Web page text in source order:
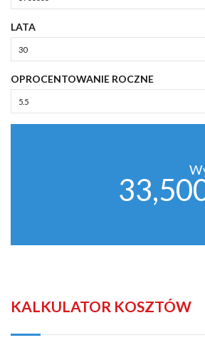
LATA
OPROCENTOWANIE ROCZNE
KALKULATOR KOSZTÓW